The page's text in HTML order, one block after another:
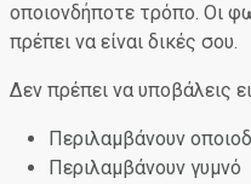
οποιονδήποτε τρόπο. Οι
πρέπει να είναι δικές σου.
Δεν πρέπει να υποβάλεις
Περιλαμβάνουν
Περιλαμβάνουν γυμνό